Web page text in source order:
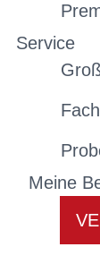
Service
Meine